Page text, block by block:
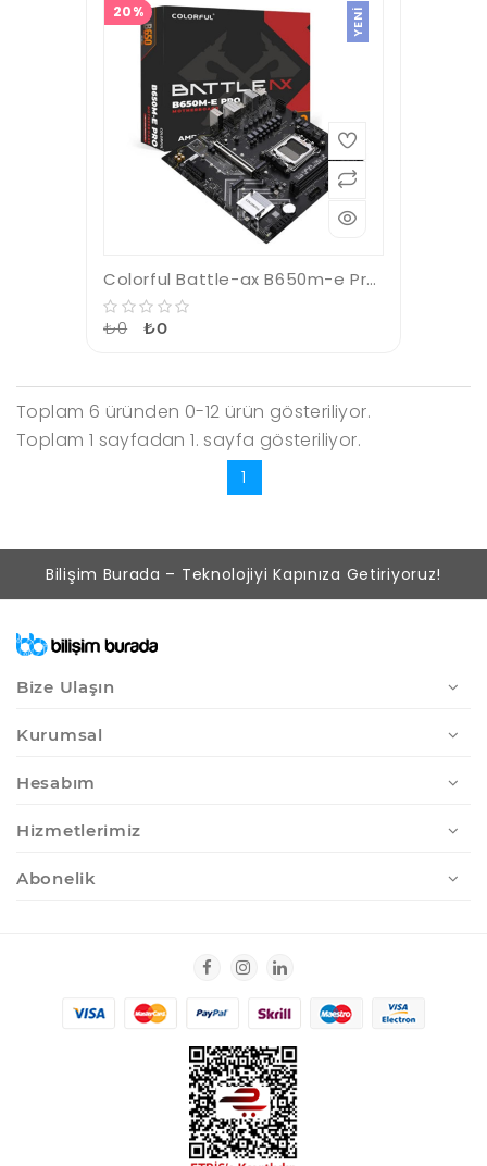
20% YENI
Colorful Battle-ax B650m-e Pro V14 Ddr5 7600m Matx Anakart
₺0 ₺0
Toplam 6 üründen 0-12 ürün gösteriliyor.
Toplam 1 sayfadan 1. sayfa gösteriliyor.
1
Bilişim Burada – Teknolojiyi Kapınıza Getiriyoruz!
Bize Ulaşın
Kurumsal
Hesabım
Hizmetlerimiz
Abonelik